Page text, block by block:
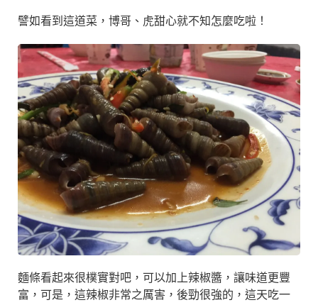
譬如看到這道菜，博哥、虎甜心就不知怎麼吃啦！
麵條看起來很樸實對吧，可以加上辣椒醬，讓味道更豐
富，可是，這辣椒非常之厲害，後勁很強的，這天吃一